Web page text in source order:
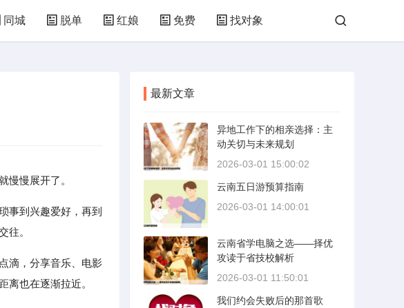
同城 脱单 红娘 免费 找对象
慢慢展开了。
事到兴趣爱好，再到
往。
滴，分享音乐、电影
离也在逐渐拉近。
最新文章
异地工作下的相亲选择：主
动关切与未来规划
2026-03-01 15:00:02
云南五日游预算指南
2026-03-01 14:00:01
云南省学电脑之选——择优
攻读于省技校解析
2026-03-01 11:50:01
我们约会失败后的那首歌